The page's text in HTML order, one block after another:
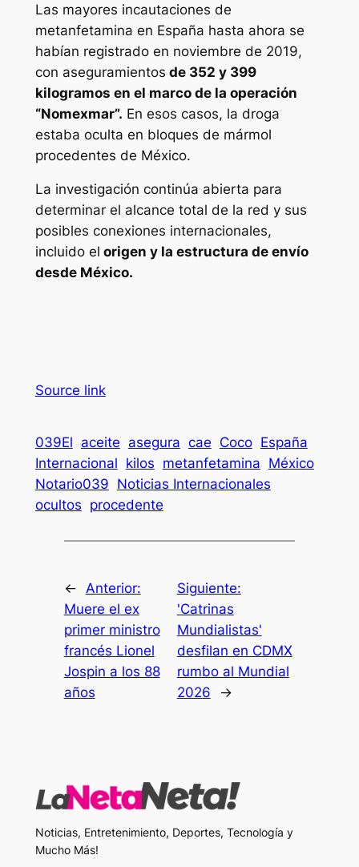
Las mayores incautaciones de
metanfetamina en España hasta ahora se
habían registrado en noviembre de 2019,
con aseguramientos de 352 y 399
kilogramos en el marco de la operación
“Nomexmar”. En esos casos, la droga
estaba oculta en bloques de mármol
procedentes de México.
La investigación continúa abierta para
determinar el alcance total de la red y sus
posibles conexiones internacionales,
incluido el origen y la estructura de envío
desde México.
Source link
039El aceite asegura cae Coco España
Internacional kilos metanfetamina México
Notario039 Noticias Internacionales
ocultos procedente
←
Anterior:
Muere el ex
primer ministro
francés Lionel
Jospin a los 88
años
Siguiente:
'Catrinas
Mundialistas'
desfilan en CDMX
rumbo al Mundial
2026
→
Noticias, Entretenimiento, Deportes, Tecnología y
Mucho Más!